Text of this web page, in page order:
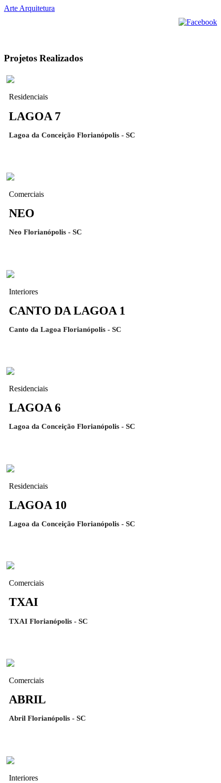
Arte Arquitetura
Projetos Realizados
Residenciais
LAGOA 7
Lagoa da Conceição Florianópolis - SC
Comerciais
NEO
Neo Florianópolis - SC
Interiores
CANTO DA LAGOA 1
Canto da Lagoa Florianópolis - SC
Residenciais
LAGOA 6
Lagoa da Conceição Florianópolis - SC
Residenciais
LAGOA 10
Lagoa da Conceição Florianópolis - SC
Comerciais
TXAI
TXAI Florianópolis - SC
Comerciais
ABRIL
Abril Florianópolis - SC
Interiores